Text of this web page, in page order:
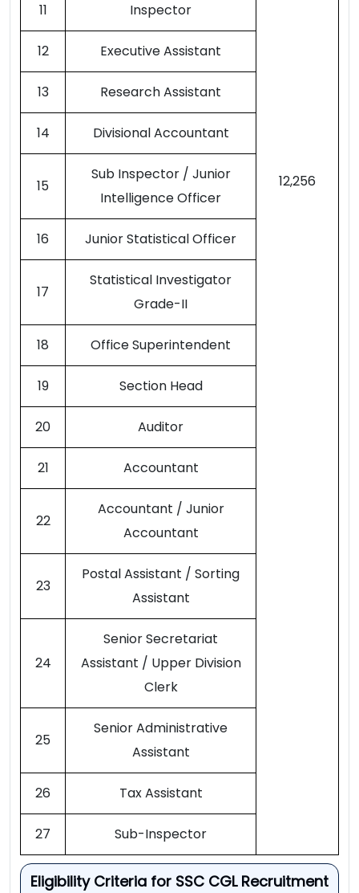
12,256
11 Inspector
12 Executive Assistant
13 Research Assistant
14 Divisional Accountant
15
Sub Inspector / Junior
Intelligence Officer
16 Junior Statistical Officer
17
Statistical Investigator
Grade-II
18 Office Superintendent
19 Section Head
20 Auditor
21 Accountant
22
Accountant / Junior
Accountant
23
Postal Assistant / Sorting
Assistant
24
Senior Secretariat
Assistant / Upper Division
Clerk
25
Senior Administrative
Assistant
26 Tax Assistant
27 Sub-Inspector
Eligibility Criteria for SSC CGL Recruitment